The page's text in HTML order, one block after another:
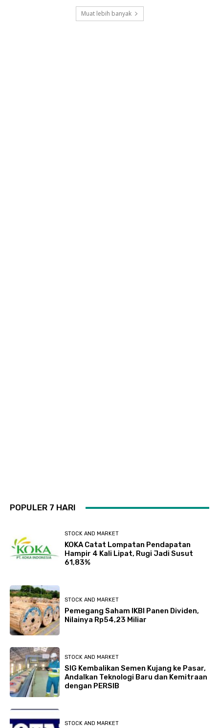
Muat lebih banyak
POPULER 7 HARI
STOCK AND MARKET
KOKA Catat Lompatan Pendapatan
Hampir 4 Kali Lipat, Rugi Jadi Susut
61,83%
STOCK AND MARKET
Pemegang Saham IKBI Panen Dividen,
Nilainya Rp54,23 Miliar
STOCK AND MARKET
SIG Kembalikan Semen Kujang ke Pasar,
Andalkan Teknologi Baru dan Kemitraan
dengan PERSIB
STOCK AND MARKET